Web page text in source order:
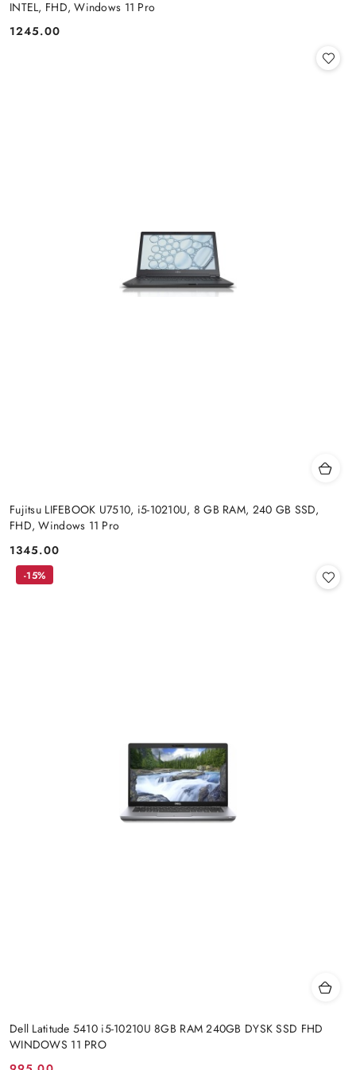
INTEL, FHD, Windows 11 Pro
Cena:
1245.00
Fujitsu LIFEBOOK U7510, i5-10210U, 8 GB RAM, 240 GB SSD,
FHD, Windows 11 Pro
Cena:
1345.00
Dell Latitude 5410 i5-10210U 8GB RAM 240GB DYSK SSD FHD
WINDOWS 11 PRO
-15%